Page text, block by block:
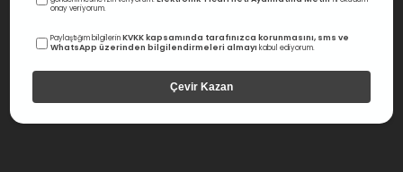
onay veriyorum.
Paylaştığım bilgilerinKVKK kapsamında tarafınızca korunmasını, sms ve
WhatsApp üzerinden bilgilendirmeleri almayı kabul ediyorum.
Çevir Kazan